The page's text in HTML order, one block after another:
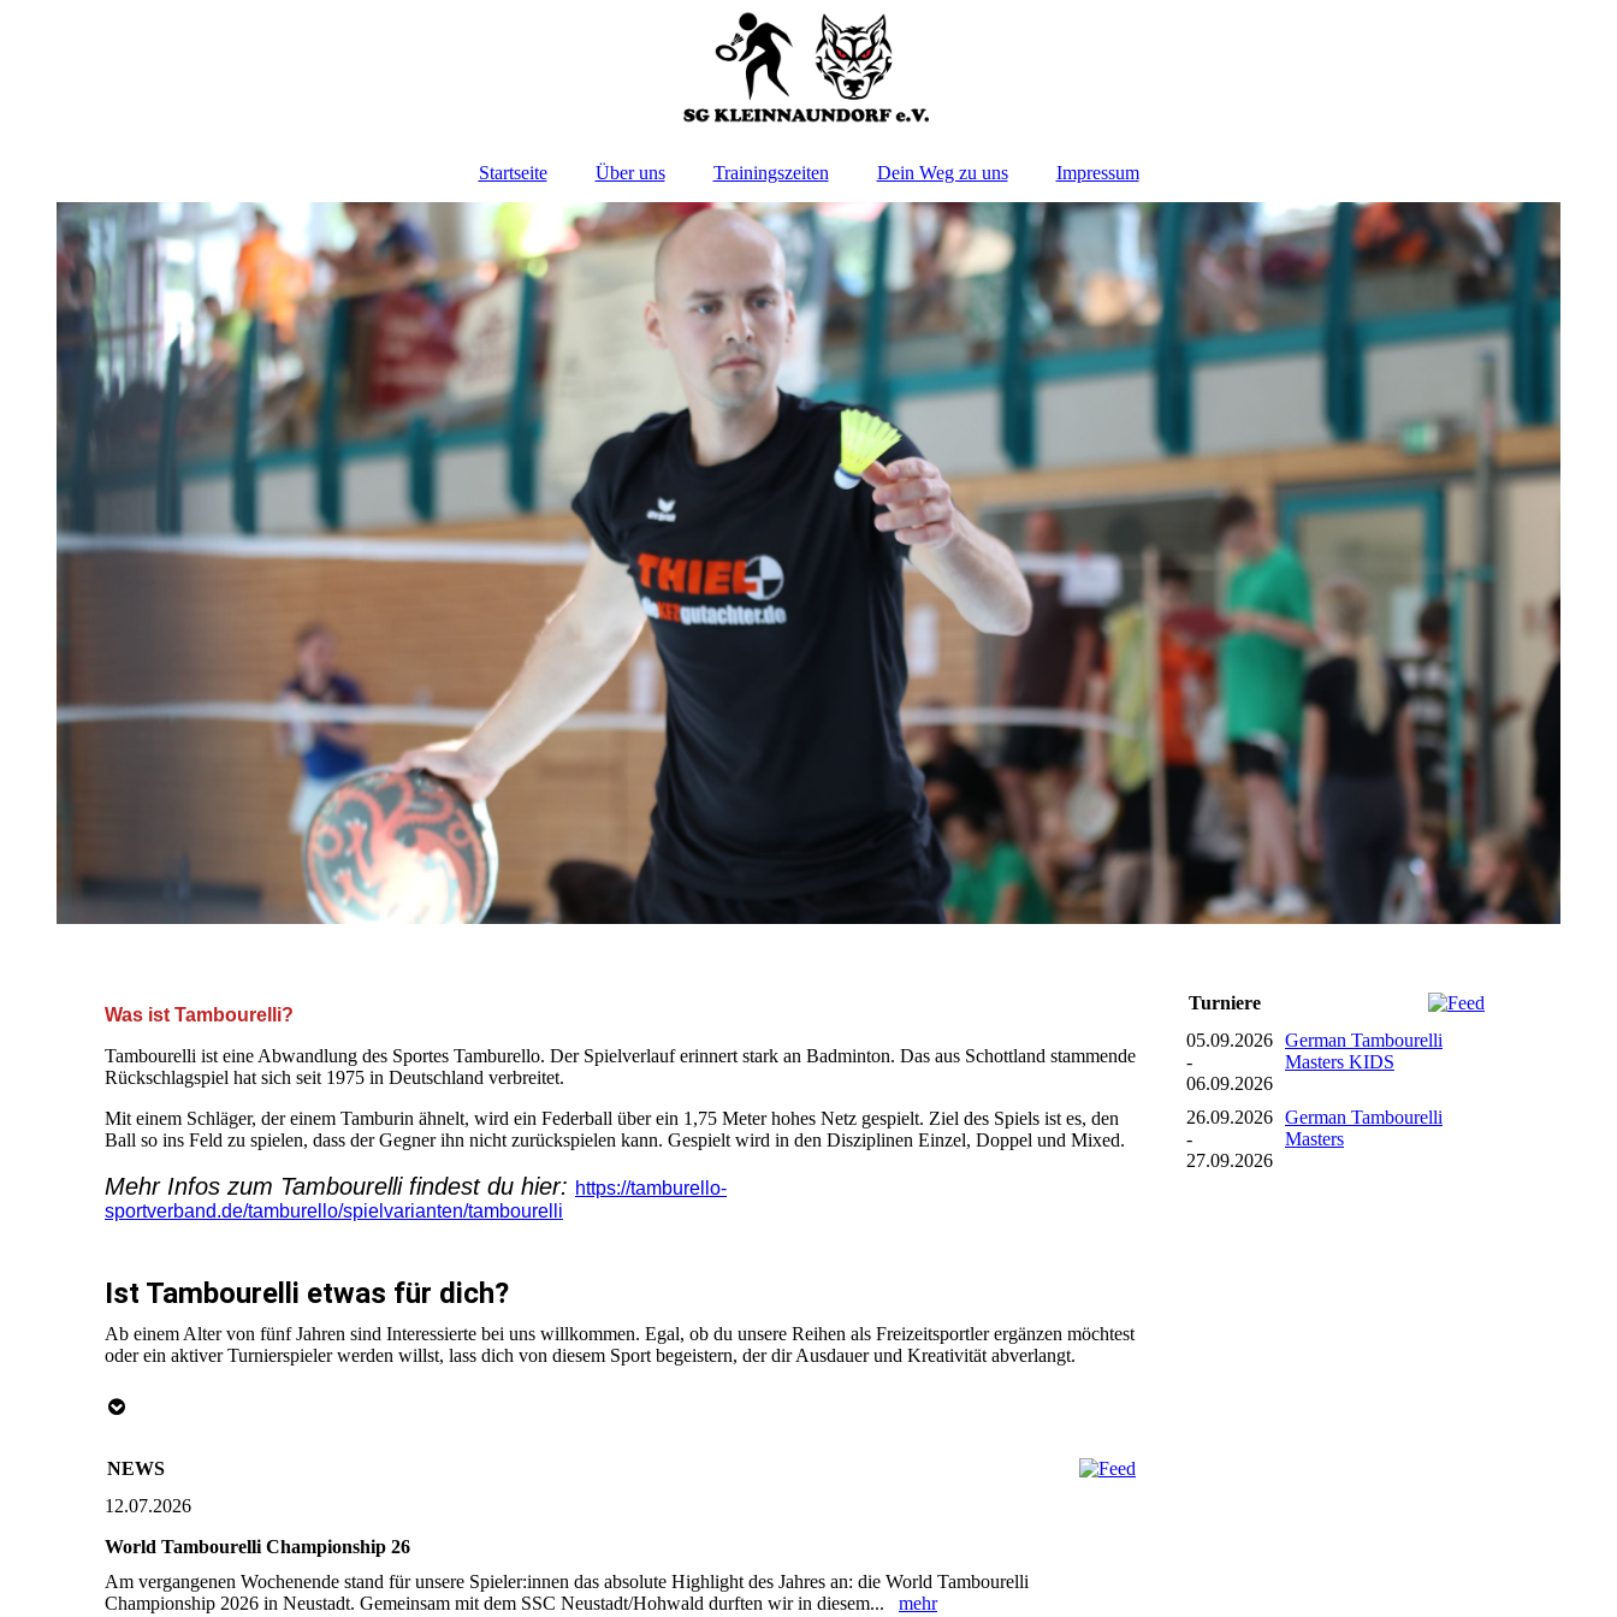
Startseite Über uns Trainingszeiten Dein Weg zu uns Impressum
Was ist Tambourelli?
Tambourelli ist eine Abwandlung des Sportes Tamburello. Der Spielverlauf erinnert stark an Badminton. Das aus Schottland stammende
Rückschlagspiel hat sich seit 1975 in Deutschland verbreitet.
Mit einem Schläger, der einem Tamburin ähnelt, wird ein Federball über ein 1,75 Meter hohes Netz gespielt. Ziel des Spiels ist es, den
Ball so ins Feld zu spielen, dass der Gegner ihn nicht zurückspielen kann. Gespielt wird in den Disziplinen Einzel, Doppel und Mixed.
Mehr Infos zum Tambourelli findest du hier: https://tamburello-
sportverband.de/tamburello/spielvarianten/tambourelli
Ist Tambourelli etwas für dich?
Ab einem Alter von fünf Jahren sind Interessierte bei uns willkommen. Egal, ob du unsere Reihen als Freizeitsportler ergänzen möchtest
oder ein aktiver Turnierspieler werden willst, lass dich von diesem Sport begeistern, der dir Ausdauer und Kreativität abverlangt.
NEWS
12.07.2026
World Tambourelli Championship 26
Am vergangenen Wochenende stand für unsere Spieler:innen das absolute Highlight des Jahres an: die World Tambourelli
Championship 2026 in Neustadt. Gemeinsam mit dem SSC Neustadt/Hohwald durften wir in diesem... mehr
Turniere
05.09.2026
-
06.09.2026
German Tambourelli
Masters KIDS
26.09.2026
-
27.09.2026
German Tambourelli
Masters